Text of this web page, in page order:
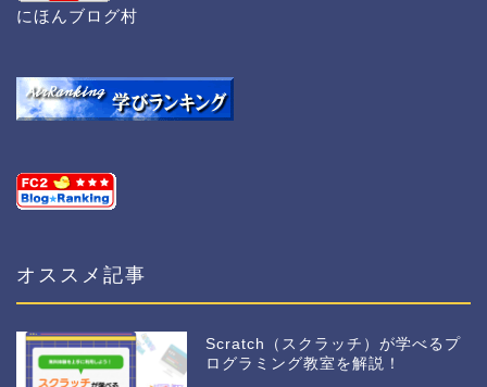
にほんブログ村
オススメ記事
Scratch（スクラッチ）が学べるプ
ログラミング教室を解説！